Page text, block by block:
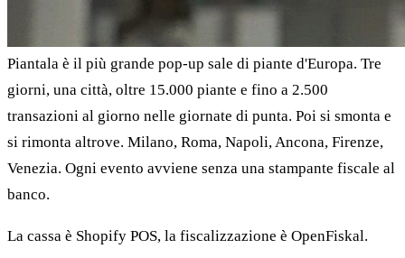
Piantala è il più grande pop-up sale di piante d'Europa. Tre
giorni, una città, oltre 15.000 piante e fino a 2.500
transazioni al giorno nelle giornate di punta. Poi si smonta e
si rimonta altrove. Milano, Roma, Napoli, Ancona, Firenze,
Venezia. Ogni evento avviene senza una stampante fiscale al
banco.
La cassa è Shopify POS, la fiscalizzazione è OpenFiskal.